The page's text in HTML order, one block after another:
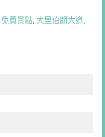
免費景點,大里伯朗大道,